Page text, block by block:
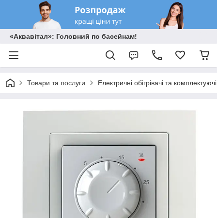
«Аквавітал»: Головний по басейнам!
Товари та послуги Електричні обігрівачі та комплектуючі